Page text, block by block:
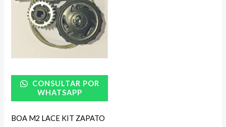
CONSULTAR POR
WHATSAPP
BOA M2 LACE KIT ZAPATO